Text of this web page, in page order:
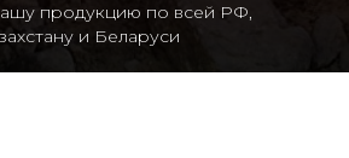
продукцию по всей РФ,
и Беларуси